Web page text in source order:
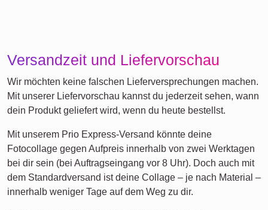
Versandzeit und Liefervorschau
Wir möchten keine falschen Lieferversprechungen machen.
Mit unserer Liefervorschau kannst du jederzeit sehen, wann
dein Produkt geliefert wird, wenn du heute bestellst.
Mit unserem Prio Express-Versand könnte deine
Fotocollage gegen Aufpreis innerhalb von zwei Werktagen
bei dir sein (bei Auftragseingang vor 8 Uhr). Doch auch mit
dem Standardversand ist deine Collage – je nach Material –
innerhalb weniger Tage auf dem Weg zu dir.